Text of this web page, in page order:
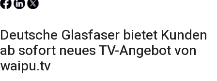
Deutsche Glasfaser bietet Kunden
ab sofort neues TV-Angebot von
waipu.tv